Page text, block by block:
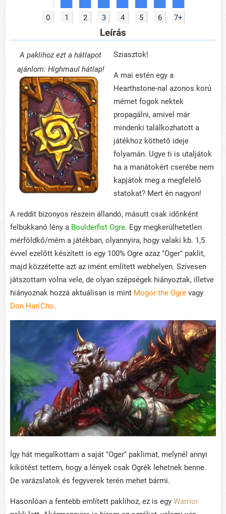
0 1 2 3 4 5 6 7+
Leírás
A paklihoz ezt a hátlapot
ajánlom: Highmaul hátlap!
Sziasztok!
A mai estén egy a
Hearthstone-nal azonos korú
mémet fogok nektek
propagálni, amivel már
mindenki találkozhatott a
játékhoz köthető ideje
folyamán. Ugye ti is utaljátok
ha a manátokért cserébe nem
kapjátok meg a megfelelő
statokat? Mert én nagyon!
A reddit bizonyos részein állandó, másutt csak időnként
felbukkanó lény a Boulderfist Ogre. Egy megkerülhetetlen
mérföldkő/mém a játékban, olyannyira, hogy valaki kb. 1,5
évvel ezelőtt készített is egy 100% Ogre azaz "Oger" paklit,
majd közzétette azt az imént említett webhelyen. Szívesen
játszottam volna vele, de olyan szépségek hiányoztak, illetve
hiányoznak hozzá aktuálisan is mint Mogor the Ogre vagy
Don Han'Cho.
Így hát megalkottam a saját "Oger" paklimat, melynél annyi
kikötést tettem, hogy a lények csak Ogrék lehetnek benne.
De varázslatok és fegyverek terén mehet bármi.
Hasonlóan a fentebb említett paklihoz, ez is egy Warrior